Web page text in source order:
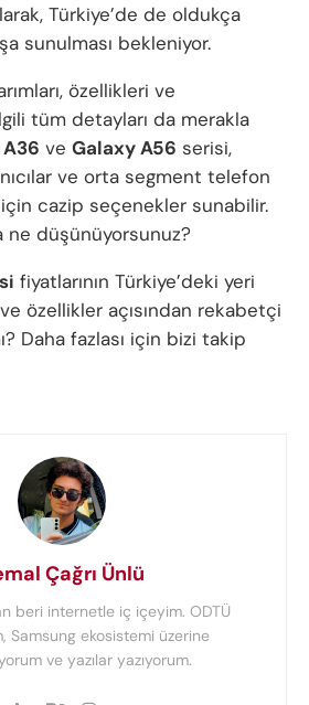
Türkiye’de de oldukça
sunulması bekleniyor.
özellikleri ve
tüm detayları da merakla
ve Galaxy A56 serisi,
ve orta segment telefon
için cazip seçenekler sunabilir.
ne düşünüyorsunuz?
fiyatlarının Türkiye’deki yeri
özellikler açısından rekabetçi
Daha fazlası için bizi takip
Çağrı Ünlü
beri internetle iç içeyim. ODTÜ
Samsung ekosistemi üzerine
ve yazılar yazıyorum.